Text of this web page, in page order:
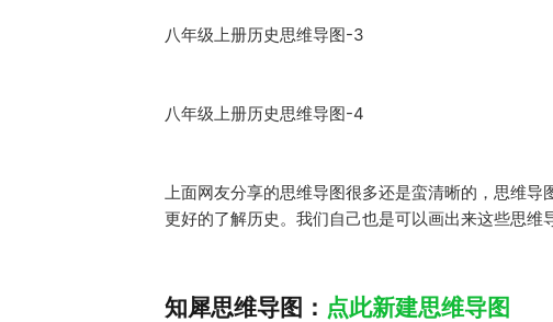
八年级上册历史思维导图-3
八年级上册历史思维导图-4
上面网友分享的思维导图很多还是蛮清晰的，思维
更好的了解历史。我们自己也是可以画出来这些思维
知犀思维导图： 点此新建思维导图